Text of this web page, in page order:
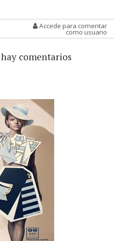
Accede para comentar
como usuario
comentarios